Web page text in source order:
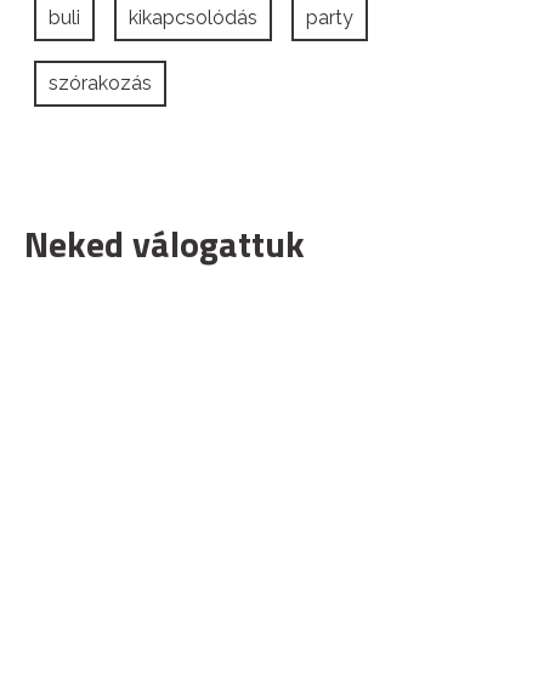
buli kikapcsolódás party
szórakozás
Neked válogattuk